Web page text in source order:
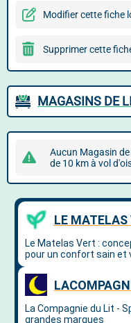
Modifier cette fiche
Supprimer cette
MAGASINS DE
Aucun Magasin
de 10 km à vol